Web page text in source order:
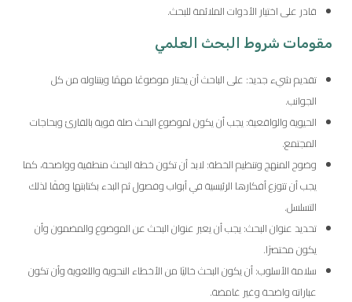
قادر على اختيار الأدوات الملائمة للبحث.
مقومات شروط البحث العلمي
تقديم شيء جديد: على الباحث أن يختار موضوعًا مهمًا ويتناوله من كل
الجوانب.
الحيوية والواقعية: يجب أن يكون لموضوع البحث صلة قوية بالقارئ وبحاجات
المجتمع.
وضوح المنهج وتنظيم الخطة: لابد أن تكون خطة البحث منطقية وواضحة، كما
يجب أن تتوزع أفكارها الرئيسية في أبواب وفصول ثم البدء بكتابتها وفقًا لذلك
التسلسل.
تحديد عنوان البحث: يجب أن يعبر عنوان البحث عن الموضوع والمضمون وأن
يكون مختصرًا.
سلامة الأسلوب: أن يكون البحث خاليًا من الأخطاء النحوية واللغوية وأن تكون
عباراته واضحة وغير غامضة.